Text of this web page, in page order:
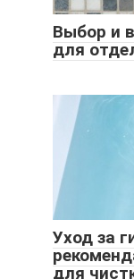
Выбор и
для
Уход за
для